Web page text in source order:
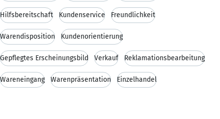
Hilfsbereitschaft Kundenservice Freundlichkeit
Warendisposition Kundenorientierung
Gepflegtes Erscheinungsbild Verkauf Reklamationsbearbeitung
Wareneingang Warenpräsentation Einzelhandel